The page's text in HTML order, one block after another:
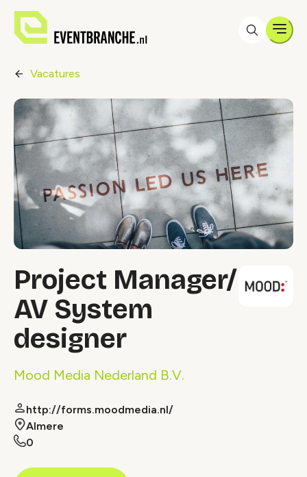
Vacatures
Project Manager/
AV System
designer
Mood Media Nederland B.V.
http://forms.moodmedia.nl/
Almere
0